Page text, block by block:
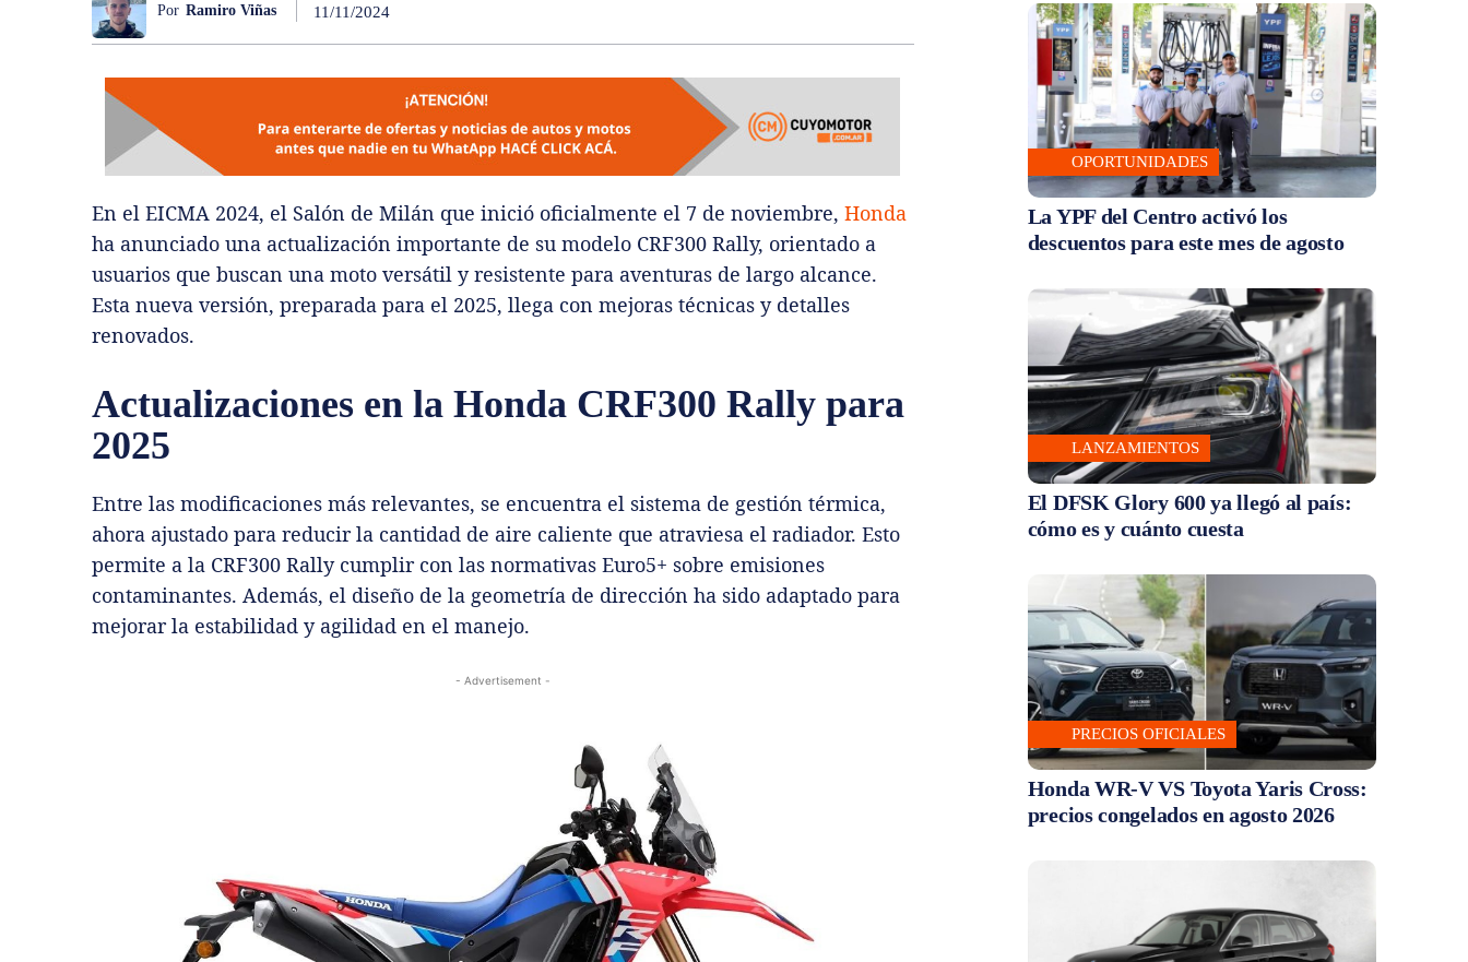
Por Ramiro Viñas 11/11/2024
En el EICMA 2024, el Salón de Milán que inició oficialmente el 7 de noviembre, Honda
ha anunciado una actualización importante de su modelo CRF300 Rally, orientado a
usuarios que buscan una moto versátil y resistente para aventuras de largo alcance.
Esta nueva versión, preparada para el 2025, llega con mejoras técnicas y detalles
renovados.
Actualizaciones en la Honda CRF300 Rally para
2025
Entre las modificaciones más relevantes, se encuentra el sistema de gestión térmica,
ahora ajustado para reducir la cantidad de aire caliente que atraviesa el radiador. Esto
permite a la CRF300 Rally cumplir con las normativas Euro5+ sobre emisiones
contaminantes. Además, el diseño de la geometría de dirección ha sido adaptado para
mejorar la estabilidad y agilidad en el manejo.
- Advertisement -
OPORTUNIDADES
La YPF del Centro activó los
descuentos para este mes de agosto
LANZAMIENTOS
El DFSK Glory 600 ya llegó al país:
cómo es y cuánto cuesta
PRECIOS OFICIALES
Honda WR-V VS Toyota Yaris Cross:
precios congelados en agosto 2026